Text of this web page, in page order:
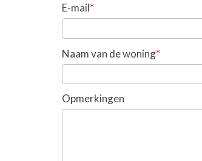
E-mail*
Naam van de woning*
Opmerkingen